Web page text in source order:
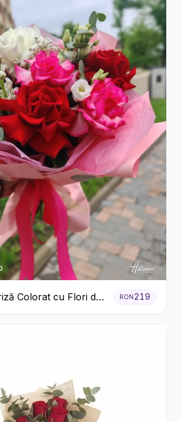
Colorat cu Flori de
RON219